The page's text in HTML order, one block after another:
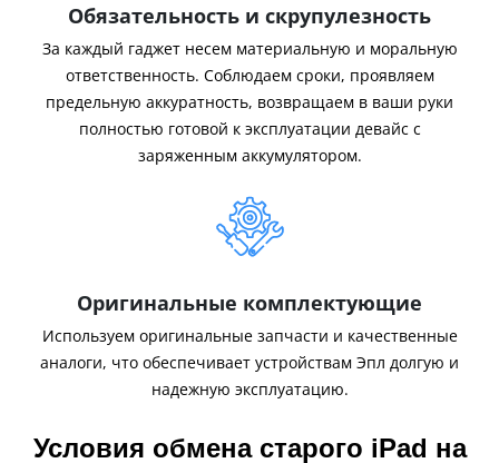
Обязательность и скрупулезность
За каждый гаджет несем материальную и моральную
ответственность. Соблюдаем сроки, проявляем
предельную аккуратность, возвращаем в ваши руки
полностью готовой к эксплуатации девайс с
заряженным аккумулятором.
Оригинальные комплектующие
Используем оригинальные запчасти и качественные
аналоги, что обеспечивает устройствам Эпл долгую и
надежную эксплуатацию.
Условия обмена старого iPad на